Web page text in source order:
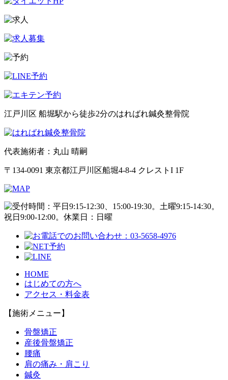
江戸川区 船堀駅から徒歩2分のはればれ鍼灸整骨院
代表施術者：丸山 晴嗣
〒134-0091 東京都江戸川区船堀4-8-4 クレストI 1F
HOME
はじめての方へ
アクセス・料金表
【施術メニュー】
骨盤矯正
産後骨盤矯正
腰痛
肩の痛み・肩こり
鍼灸